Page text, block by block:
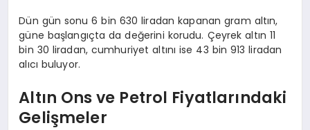
Dün gün sonu 6 bin 630 liradan kapanan gram altın,
güne başlangıçta da değerini korudu. Çeyrek altın 11
bin 30 liradan, cumhuriyet altını ise 43 bin 913 liradan
alıcı buluyor.
Altın Ons ve Petrol Fiyatlarındaki
Gelişmeler